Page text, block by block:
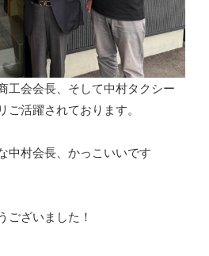
工会会長、そして中村タクシー
ご活躍されております。
中村会長、かっこいいです
ございました！